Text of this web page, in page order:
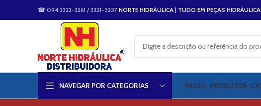
☎ 094 3322-3261 / 3321-5257 NORTE HIDRÁULICA | TUDO EM PEÇAS
NAVEGAR POR CATEGORIAS INICIO PRODUTOS